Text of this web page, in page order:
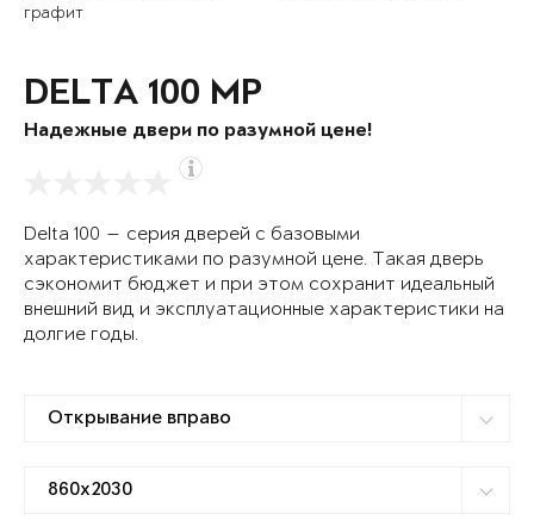
графит
DELTA 100 MP
Надежные двери по разумной цене!
Delta 100 — серия дверей с базовыми
характеристиками по разумной цене. Такая дверь
сэкономит бюджет и при этом сохранит идеальный
внешний вид и эксплуатационные характеристики на
долгие годы.